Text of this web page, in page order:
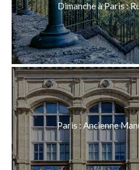
Dimanche à Paris :
Paris : Ancienne